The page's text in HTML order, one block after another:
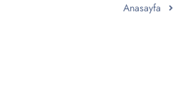
Anasayfa